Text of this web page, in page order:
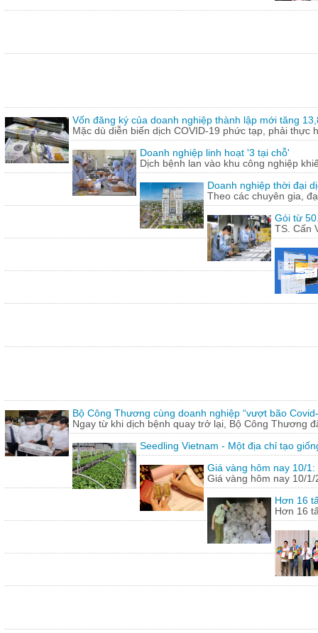
Vốn đăng ký của doanh nghiệp thành lập mới tăng
Mặc dù diễn biến dịch COVID-19 phức tạp, phải thực
Doanh nghiệp linh hoạt '3 tại chỗ'
Dịch bệnh lan vào khu công nghiệp
Doanh nghiệp thời đại
Theo các chuyên gia,
Gói từ
TS. Cấn
Bộ Công Thương cùng doanh nghiệp “vượt bão
Ngay từ khi dịch bệnh quay trở lại, Bộ Công Thương
Seedling Vietnam - Một địa chỉ tạo
Giá vàng hôm nay 10/
Giá vàng hôm nay 10/
Hơn 16
Hơn 16